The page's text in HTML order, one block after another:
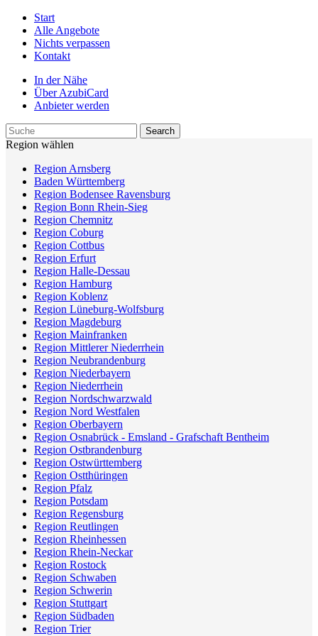
Start
Alle Angebote
Nichts verpassen
Kontakt
In der Nähe
Über AzubiCard
Anbieter werden
Region wählen
Region Arnsberg
Baden Württemberg
Region Bodensee Ravensburg
Region Bonn Rhein-Sieg
Region Chemnitz
Region Coburg
Region Cottbus
Region Erfurt
Region Halle-Dessau
Region Hamburg
Region Koblenz
Region Lüneburg-Wolfsburg
Region Magdeburg
Region Mainfranken
Region Mittlerer Niederrhein
Region Neubrandenburg
Region Niederbayern
Region Niederrhein
Region Nordschwarzwald
Region Nord Westfalen
Region Oberbayern
Region Osnabrück - Emsland - Grafschaft Bentheim
Region Ostbrandenburg
Region Ostwürttemberg
Region Ostthüringen
Region Pfalz
Region Potsdam
Region Regensburg
Region Reutlingen
Region Rheinhessen
Region Rhein-Neckar
Region Rostock
Region Schwaben
Region Schwerin
Region Stuttgart
Region Südbaden
Region Trier